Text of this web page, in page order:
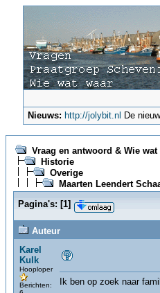
Nieuws: http://jolybit.nl De
Vraag en antwoord & Wie wat
Historie
Overige
Maarten Leendert
Pagina's: [1]
Auteur
Karel
Kulk
Hooploper
Berichten:
Ik ben op zoek naar